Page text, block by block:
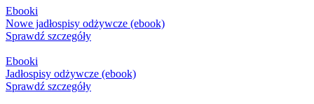
Ebooki
Nowe jadłospisy odżywcze (ebook)
Sprawdź szczegóły
Ebooki
Jadłospisy odżywcze (ebook)
Sprawdź szczegóły